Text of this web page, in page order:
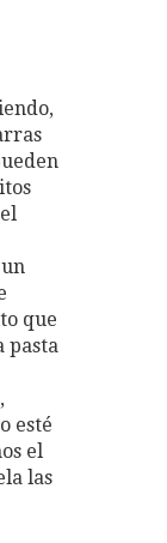
que
pasta
esté
el
las